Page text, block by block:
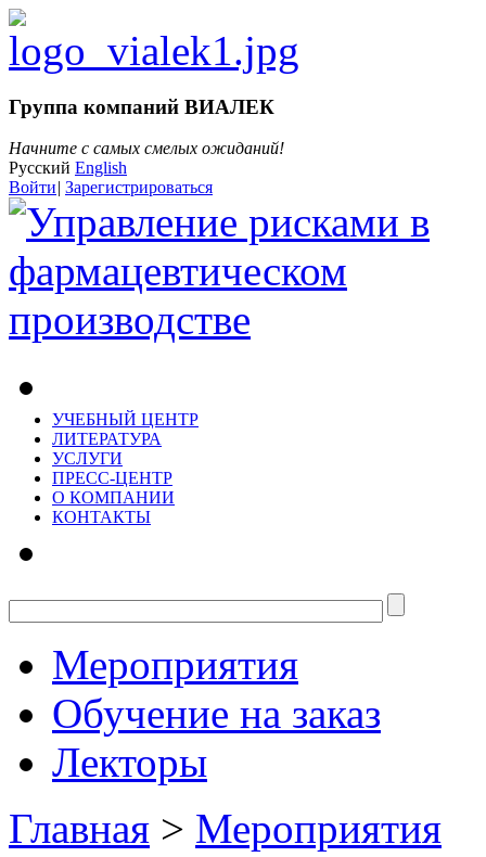
Группа компаний ВИАЛЕК
Начните с самых смелых ожиданий!
Русский English
Войти| Зарегистрироваться
УЧЕБНЫЙ ЦЕНТР
ЛИТЕРАТУРА
УСЛУГИ
ПРЕСС-ЦЕНТР
О КОМПАНИИ
КОНТАКТЫ
Мероприятия
Обучение на заказ
Лекторы
Главная > Мероприятия